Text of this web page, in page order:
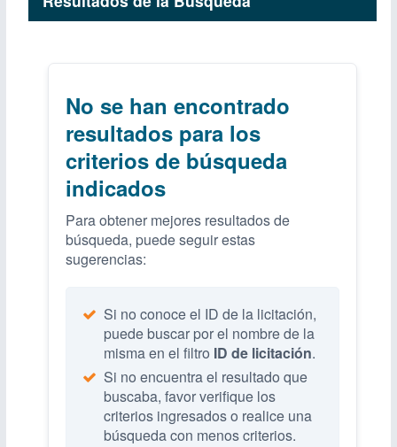
No se han encontrado
resultados para los
criterios de búsqueda
indicados
Para obtener mejores resultados de
búsqueda, puede seguir estas
sugerencias:
Si no conoce el ID de la licitación,
puede buscar por el nombre de la
misma en el filtro ID de licitación.
Si no encuentra el resultado que
buscaba, favor verifique los
criterios ingresados o realice una
búsqueda con menos criterios.